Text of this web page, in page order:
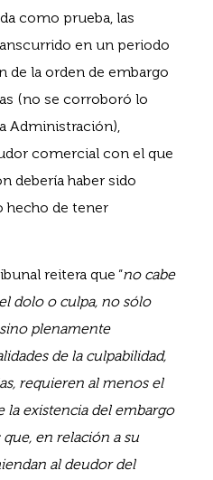
como prueba, las
en un periodo
de la orden de embargo
(no se corroboró lo
Administración),
comercial con el que
debería haber sido
hecho de tener
reitera que “no cabe
dolo o culpa, no sólo
plenamente
de la culpabilidad,
requieren al menos el
existencia del embargo
en relación a su
al deudor del